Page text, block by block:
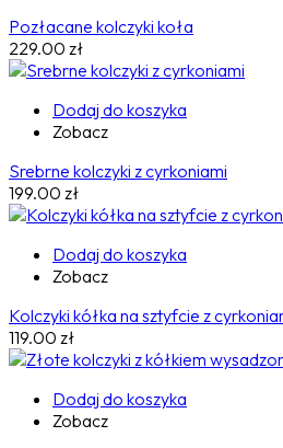
Pozłacane kolczyki koła
229.00 zł
Dodaj do koszyka
Zobacz
Srebrne kolczyki z cyrkoniami
199.00 zł
Dodaj do koszyka
Zobacz
Kolczyki kółka na sztyfcie z
119.00 zł
Dodaj do koszyka
Zobacz